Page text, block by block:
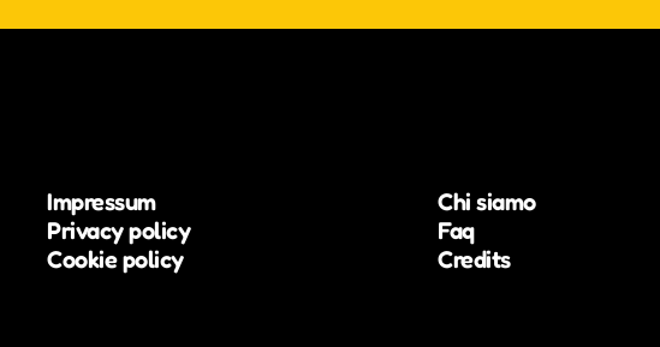
Impressum
Privacy policy
Cookie policy
Chi siamo
Faq
Credits